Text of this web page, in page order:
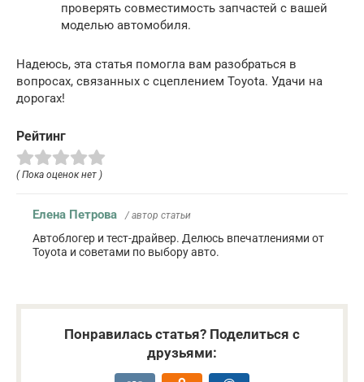
проверять совместимость запчастей с вашей
моделью автомобиля.
Надеюсь, эта статья помогла вам разобраться в
вопросах, связанных с сцеплением Toyota. Удачи на
дорогах!
Рейтинг
( Пока оценок нет )
Елена Петрова / автор статьи
Автоблогер и тест-драйвер. Делюсь впечатлениями от
Toyota и советами по выбору авто.
Понравилась статья? Поделиться с
друзьями: